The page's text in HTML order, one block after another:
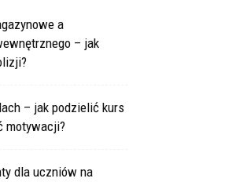
a
– jak
– jak podzielić kurs
motywacji?
dla uczniów na